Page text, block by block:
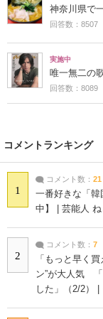
神奈川県で
回答数：8507
実施中
唯一無二の
回答数：8089
コメントランキング
1
コメント数： 21
一番好きな「韓
中】 | 芸能人
2
コメント数： 7
「もっと早く
ン”が大人気 「
した」（2/2） |